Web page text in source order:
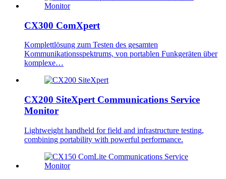
CX300 ComXpert
Komplettlösung zum Testen des gesamten
Kommunikationsspektrums, von portablen Funkgeräten über
komplexe…
CX200 SiteXpert Communications Service
Monitor
Lightweight handheld for field and infrastructure testing,
combining portability with powerful performance.